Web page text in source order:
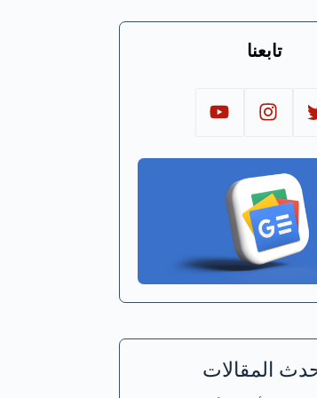
تابعنا
المقالات